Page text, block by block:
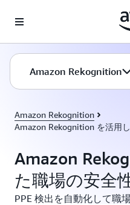
Amazon Rekognition
Amazon Rekognition
Amazon Rekognition を活用
Amazon
た職場の安全
PPE 検出を自動化して職